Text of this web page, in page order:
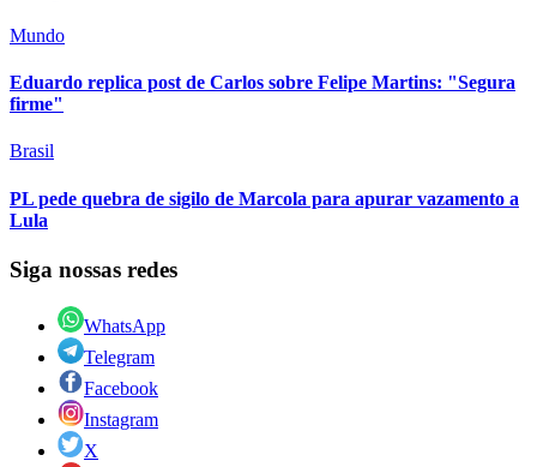
Mundo
Eduardo replica post de Carlos sobre Felipe Martins: "Segura
firme"
Brasil
PL pede quebra de sigilo de Marcola para apurar vazamento a
Lula
Siga nossas redes
WhatsApp
Telegram
Facebook
Instagram
X